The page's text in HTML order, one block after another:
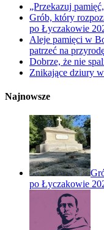
„Przekazuj
Grób, który
po Łyczakowie
Aleje pamięci w
patrzeć na
Dobrze, że nie
Znikające dziury
Najnowsze
po Łyczakowie